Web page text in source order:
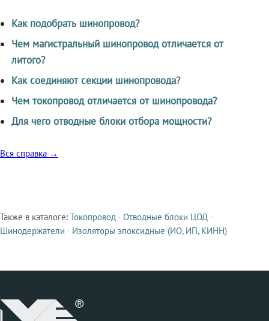
Как подобрать шинопровод?
Чем магистральный шинопровод отличается от
литого?
Как соединяют секции шинопровода?
Чем токопровод отличается от шинопровода?
Для чего отводные блоки отбора мощности?
Вся справка →
Смежные продукты
Также в каталоге: Токопровод · Отводные блоки ЦОД ·
Шинодержатели · Изоляторы эпоксидные (ИО, ИП, КИНН)